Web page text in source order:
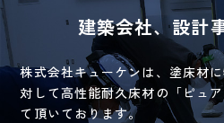
建築会社、設計
株式会社キューケンは、塗床材
対して高性能耐久床材の「ピュ
て頂いております。